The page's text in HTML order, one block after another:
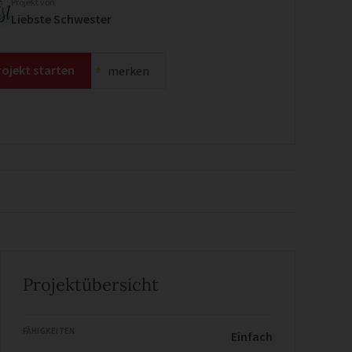
Liebste Schwester
starten merken
Projektübersicht
Einfach